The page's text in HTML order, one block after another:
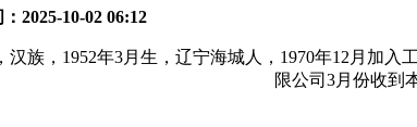
2025-10-02 06:12
，1952年3月生，辽宁海城人，1970年12月加入
限公司3月份收到